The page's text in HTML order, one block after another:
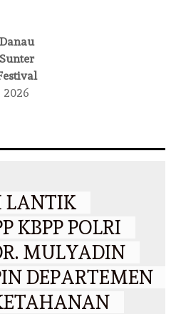
Danau
Sunter
2026
LANTIK
KBPP POLRI
MULYADIN
DEPARTEMEN